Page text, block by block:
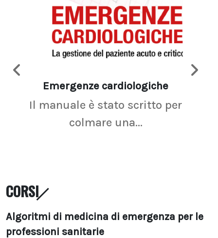
Emergenze cardiologiche
Il manuale è stato scritto per
colmare una...
CORSI
Algoritmi di medicina di emergenza per le
professioni sanitarie